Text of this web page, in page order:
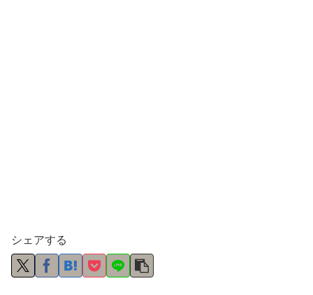
シェアする